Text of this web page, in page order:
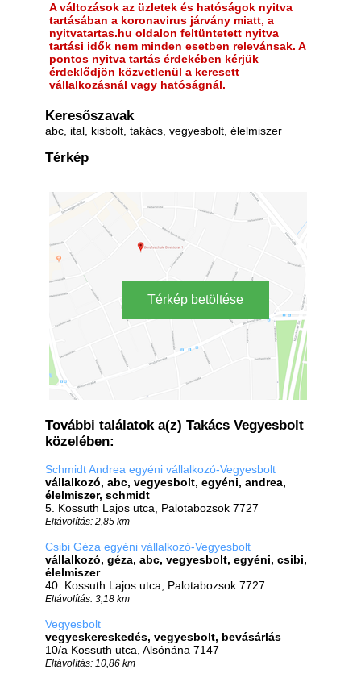
A változások az üzletek és hatóságok nyitva
tartásában a koronavirus járvány miatt, a
nyitvatartas.hu oldalon feltüntetett nyitva
tartási idők nem minden esetben relevánsak. A
pontos nyitva tartás érdekében kérjük
érdeklődjön közvetlenül a keresett
vállalkozásnál vagy hatóságnál.
Keresőszavak
abc, ital, kisbolt, takács, vegyesbolt, élelmiszer
Térkép
Térkép betöltése
További találatok a(z) Takács Vegyesbolt
közelében:
Schmidt Andrea egyéni vállalkozó-Vegyesbolt
vállalkozó, abc, vegyesbolt, egyéni, andrea,
élelmiszer, schmidt
5. Kossuth Lajos utca, Palotabozsok 7727
Eltávolítás: 2,85 km
Csibi Géza egyéni vállalkozó-Vegyesbolt
vállalkozó, géza, abc, vegyesbolt, egyéni, csibi,
élelmiszer
40. Kossuth Lajos utca, Palotabozsok 7727
Eltávolítás: 3,18 km
Vegyesbolt
vegyeskereskedés, vegyesbolt, bevásárlás
10/a Kossuth utca, Alsónána 7147
Eltávolítás: 10,86 km